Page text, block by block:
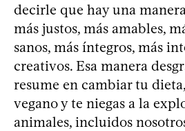
decirle que hay una
más justos, más amables,
sanos, más íntegros, más
creativos. Esa manera
resume en cambiar tu
vegano y te niegas a la
animales, incluidos